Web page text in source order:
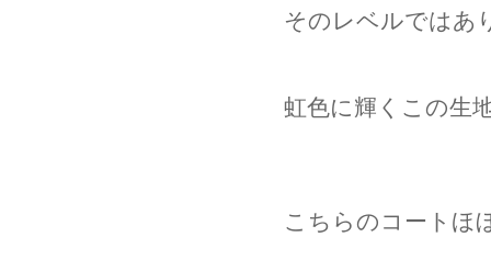
そのレベルではあ
虹色に輝くこの生
こちらのコートほ